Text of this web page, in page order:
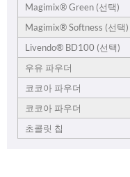
Magimix® Green (선택)
Magimix® Softness (선택)
Livendo® BD100 (선택)
우유 파우더
코코아 파우더
코코아 파우더
초콜릿 칩